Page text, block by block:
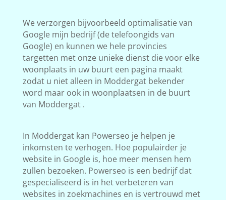
We verzorgen bijvoorbeeld optimalisatie van
Google mijn bedrijf (de telefoongids van
Google) en kunnen we hele provincies
targetten met onze unieke dienst die voor elke
woonplaats in uw buurt een pagina maakt
zodat u niet alleen in Moddergat bekender
word maar ook in woonplaatsen in de buurt
van Moddergat .
In Moddergat kan Powerseo je helpen je
inkomsten te verhogen. Hoe populairder je
website in Google is, hoe meer mensen hem
zullen bezoeken. Powerseo is een bedrijf dat
gespecialiseerd is in het verbeteren van
websites in zoekmachines en is vertrouwd met